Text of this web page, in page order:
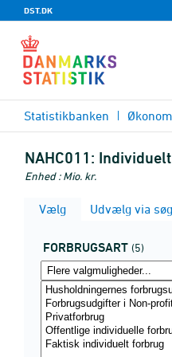
DST.DK
Statistikbanken
NAHC011:
Enhed : Mio. kr.
Vælg Udvælg via
FORBRUGSART (5)